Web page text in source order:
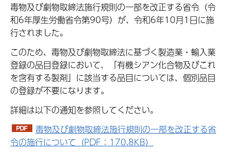
毒物及び劇物取締法施行規則の一部を改正する省令（令
和6年厚生労働省令第90号）が、令和6年10月1日に施
行されました。
このため、毒物及び劇物取締法に基づく製造業・輸入業
登録の品目登録において、「有機シアン化合物及びこれ
を含有する製剤」に該当する品目については、個別品目
の登録が不要になります。
詳細は以下の通知を参照してください。
毒物及び劇物取締法施行規則の一部を改正する省
令の施行について（PDF：170.8KB）